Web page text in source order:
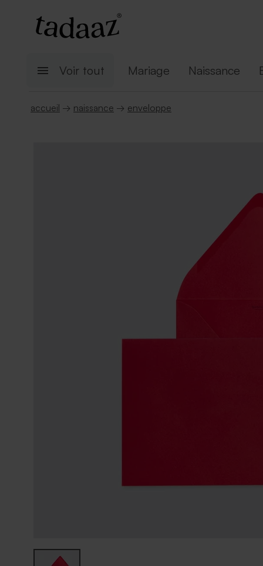
Voir tout Mariage Naissance
accueil → naissance → enveloppe